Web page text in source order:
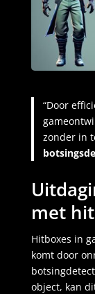
“Door
zonder in
met
Hitboxes in
komt door
object, kan